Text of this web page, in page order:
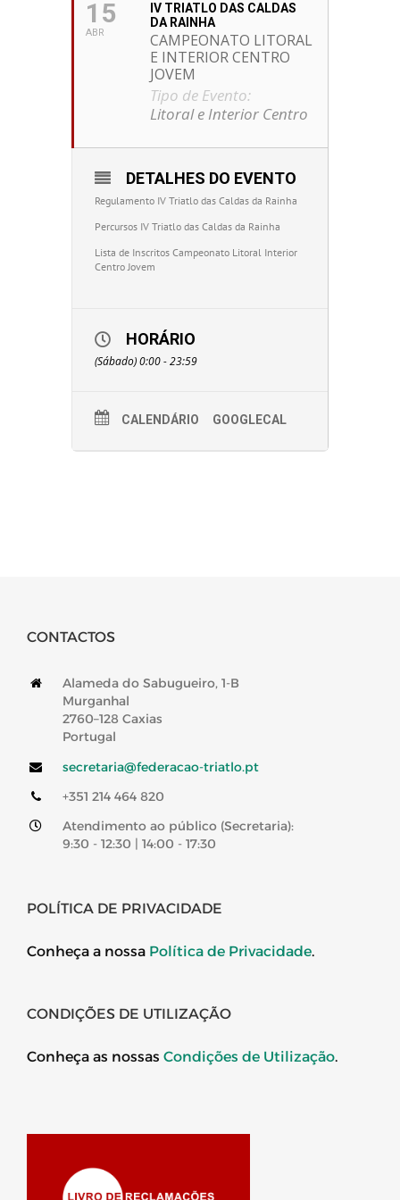
15
ABR
IV TRIATLO DAS CALDAS
DA RAINHA
CAMPEONATO LITORAL
E INTERIOR CENTRO
JOVEM
Tipo de Evento:
Litoral e Interior Centro
DETALHES DO EVENTO
Regulamento IV Triatlo das Caldas da Rainha
Percursos IV Triatlo das Caldas da Rainha
Lista de Inscritos Campeonato Litoral Interior
Centro Jovem
HORÁRIO
(Sábado) 0:00 - 23:59
CALENDÁRIO GOOGLECAL
CONTACTOS
Alameda do Sabugueiro, 1-B
Murganhal
2760–128 Caxias
Portugal
secretaria@federacao-triatlo.pt
+351 214 464 820
Atendimento ao público (Secretaria):
9:30 - 12:30 | 14:00 - 17:30
POLÍTICA DE PRIVACIDADE
Conheça a nossa Política de Privacidade.
CONDIÇÕES DE UTILIZAÇÃO
Conheça as nossas Condições de Utilização.